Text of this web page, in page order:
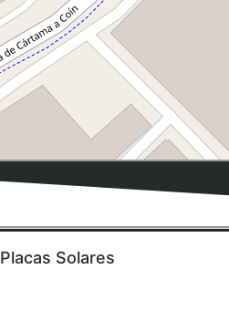
Solares